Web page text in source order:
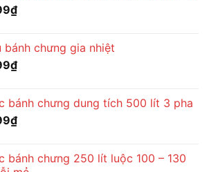
₫
bánh chưng gia nhiệt
₫
bánh chưng dung tích 500 lít 3 pha
₫
bánh chưng 250 lít luộc 100 – 130